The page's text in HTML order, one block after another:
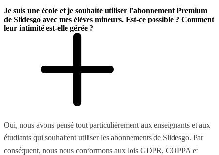
Je suis une école et je souhaite utiliser l’abonnement Premium
de Slidesgo avec mes élèves mineurs. Est-ce possible ? Comment
leur intimité est-elle gérée ?
Oui, nous avons pensé tout particulièrement aux enseignants et aux
étudiants qui souhaitent utiliser les abonnements de Slidesgo. Par
conséquent, nous nous conformons aux lois GDPR, COPPA et